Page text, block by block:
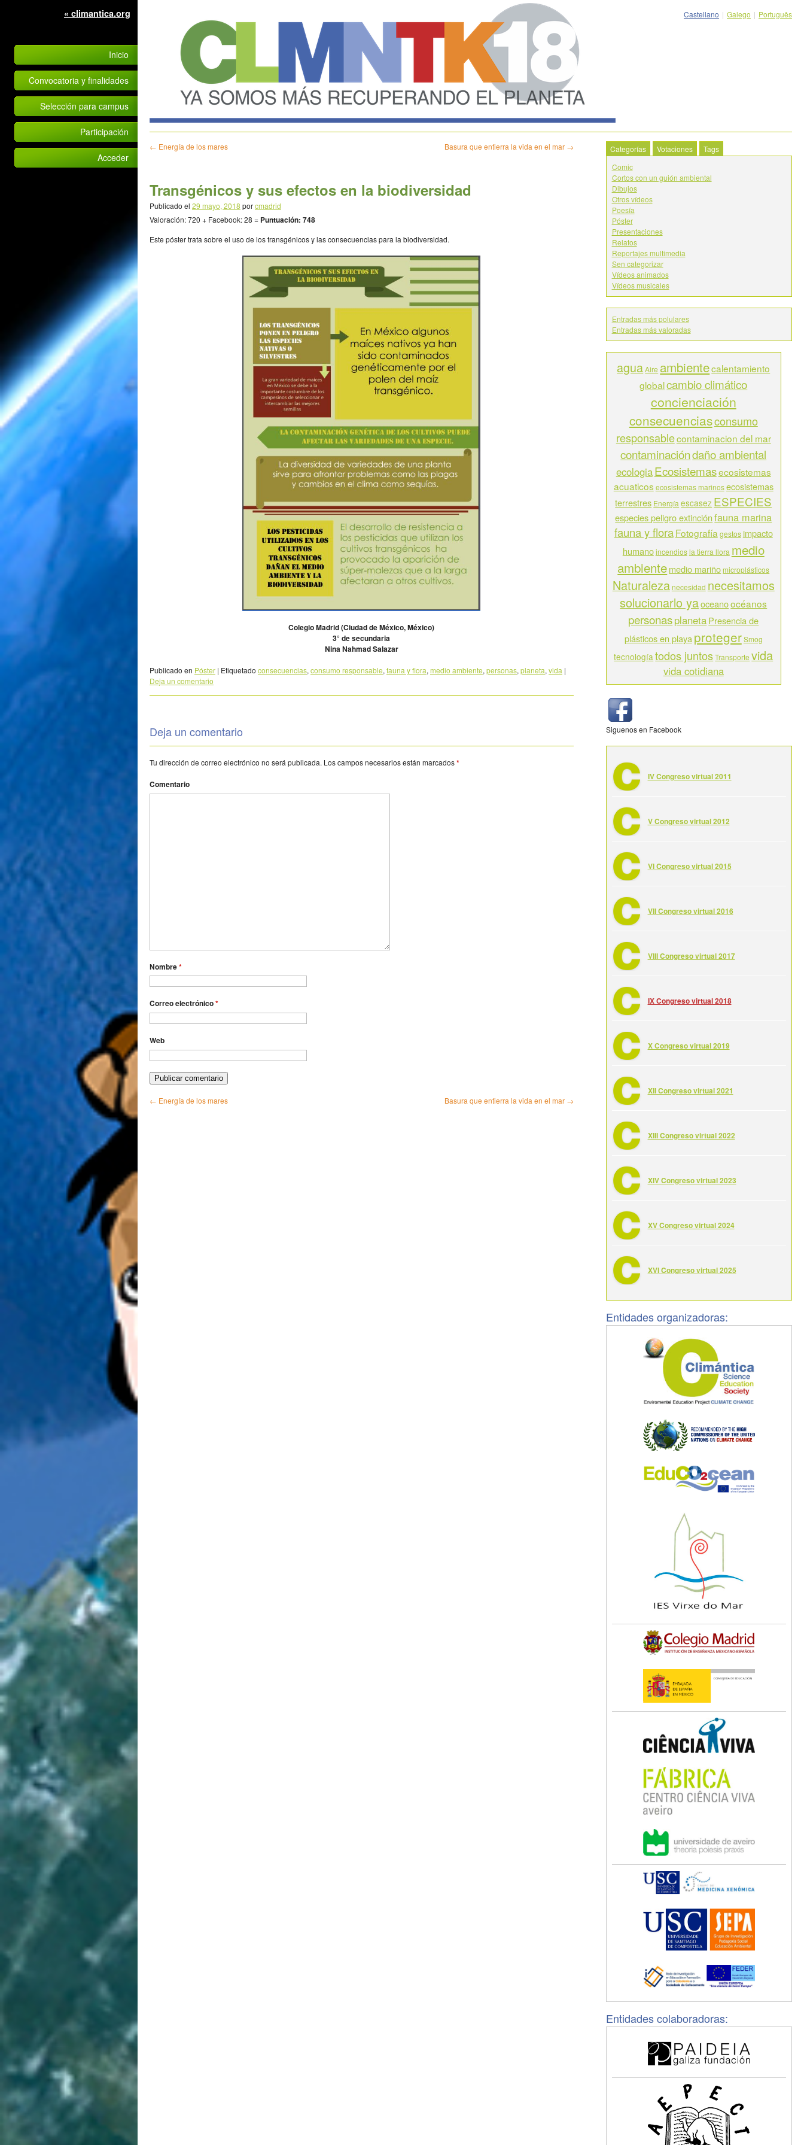
Castellano | Galego | Português
« climantica.org
Inicio
Convocatoria y finalidades
Selección para campus
Participación
Acceder
← Energía de los mares Basura que entierra la vida en el mar →
Transgénicos y sus efectos en la biodiversidad
Publicado el 29 mayo, 2018 porcmadrid
Valoración: 720 + Facebook: 28 = Puntuación: 748
Este póster trata sobre el uso de los transgénicos y las consecuencias para la biodiversidad.
Colegio Madrid (Ciudad de México, México)
3° de secundaria
Nina Nahmad Salazar
Publicado en Póster | Etiquetado consecuencias, consumo responsable, fauna y flora, medio ambiente, personas, planeta, vida |
Deja un comentario
Deja un comentario
Tu dirección de correo electrónico no será publicada. Los campos necesarios están marcados*
Comentario
Nombre*
Correo electrónico*
Web
← Energía de los mares Basura que entierra la vida en el mar →
Categorías Votaciones
Tags
Comic
Cortos con un guión ambiental
Dibujos
Otros vídeos
Poesía
Póster
Presentaciones
Relatos
Reportajes multimedia
Sen categorizar
Vídeos animados
Vídeos musicales
Entradas más polulares
Entradas más valoradas
aguaAire ambientecalentamiento
globalcambio climático
concienciación
consecuenciasconsumo
responsablecontaminacion del mar
contaminacióndaño ambiental
ecologiaEcosistemasecosistemas
acuaticos ecosistemas marinosecosistemas
terrestres Energía escasez ESPECIES
especies peligro extinción fauna marina
fauna y floraFotografía gestosimpacto
humanoincendiosla tierra llora medio
ambientemedio mariñomicroplásticos
Naturalezanecesidad necesitamos
solucionarlo yaoceanoocéanos
personasplanetaPresencia de
plásticos en playa protegerSmog
tecnologíatodos juntosTransporte vida
vida cotidiana
Siguenos en Facebook
IV Congreso virtual 2011
V Congreso virtual 2012
VI Congreso virtual 2015
VII Congreso virtual 2016
VIII Congreso virtual 2017
IX Congreso virtual 2018
X Congreso virtual 2019
XII Congreso virtual 2021
XIII Congreso virtual 2022
XIV Congreso virtual 2023
XV Congreso virtual 2024
XVI Congreso virtual 2025
Entidades organizadoras:
Entidades colaboradoras: